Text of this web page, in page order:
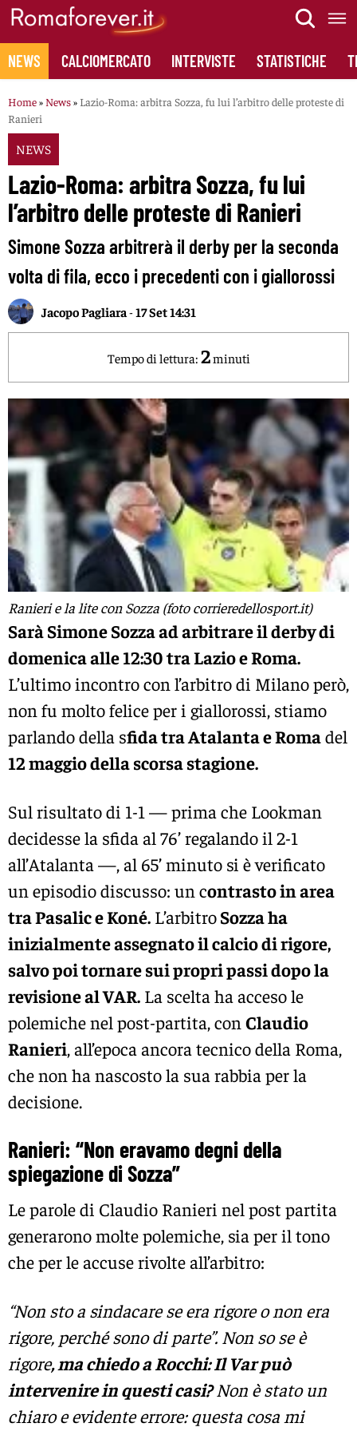
Skip
content
NEWS CALCIOMERCATO INTERVISTE STATISTICHE
Home» News» Lazio-Roma: arbitra Sozza, fu lui l’arbitro delle proteste di
Ranieri
NEWS
Lazio-Roma: arbitra Sozza, fu lui
l’arbitro delle proteste di Ranieri
Simone Sozza arbitrerà il derby per la seconda
volta di fila, ecco i precedenti con i giallorossi
Jacopo Pagliara -17 Set 14:31
Tempo di lettura: 2minuti
Ranieri e la lite con Sozza (foto corrieredellosport.it)
Sarà Simone Sozza ad arbitrare il derby di
domenica alle 12:30 tra Lazio e Roma.
L’ultimo incontro con l’arbitro di Milano però,
non fu molto felice per i giallorossi, stiamo
parlando della sfida tra Atalanta e Romadel
12 maggio della scorsa stagione.
Sul risultato di 1-1 — prima che Lookman
decidesse la sfida al 76’ regalando il 2-1
all’Atalanta —, al 65’ minuto si è verificato
un episodio discusso: un contrasto in area
tra Pasalic e Koné. L’arbitroSozza ha
inizialmente assegnato il calcio di rigore,
salvo poi tornare sui propri passi dopo la
revisione al VAR. La scelta ha acceso le
polemiche nel post-partita, con Claudio
Ranieri, all’epoca ancora tecnico della Roma,
che non ha nascosto la sua rabbia per la
decisione.
Ranieri: “Non eravamo degni della
spiegazione di Sozza”
Le parole di Claudio Ranieri nel post partita
generarono molte polemiche, sia per il tono
che per le accuse rivolte all’arbitro:
“Non sto a sindacare se era rigore o non era
rigore, perché sono di parte”. Non so se è
rigore, ma chiedo a Rocchi: Il Var può
intervenire in questi casi?Non è stato un
chiaro e evidente errore: questa cosa mi